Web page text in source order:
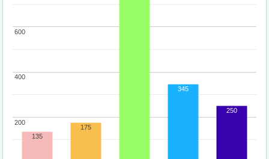
200
200
400
400
600
600
135
175
345
250